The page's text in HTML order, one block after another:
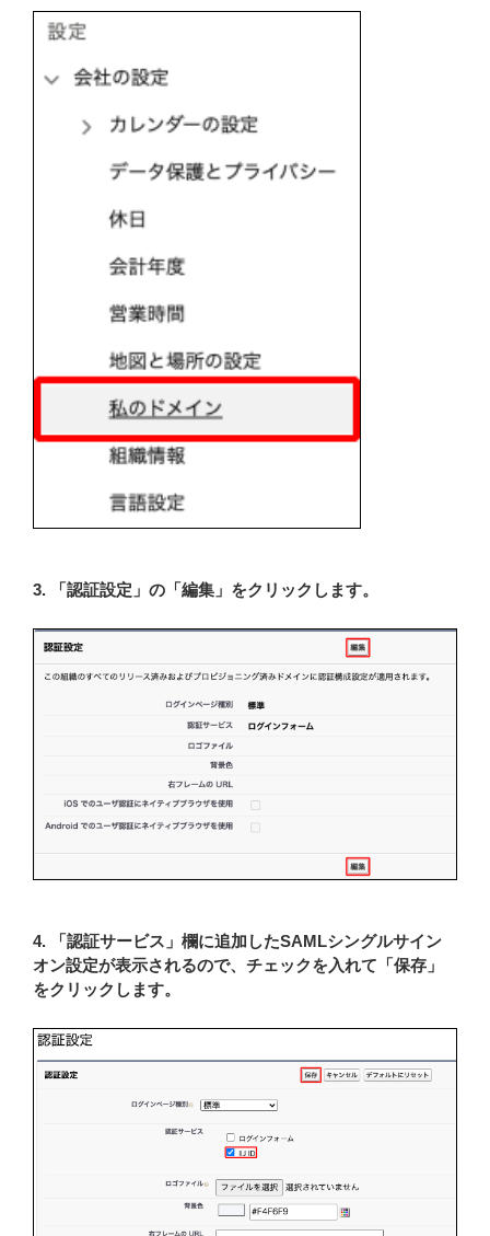
3. 「認証設定」の「編集」をクリックします。
4. 「認証サービス」欄に追加したSAMLシングルサイン
オン設定が表示されるので、チェックを入れて「保存」
をクリックします。